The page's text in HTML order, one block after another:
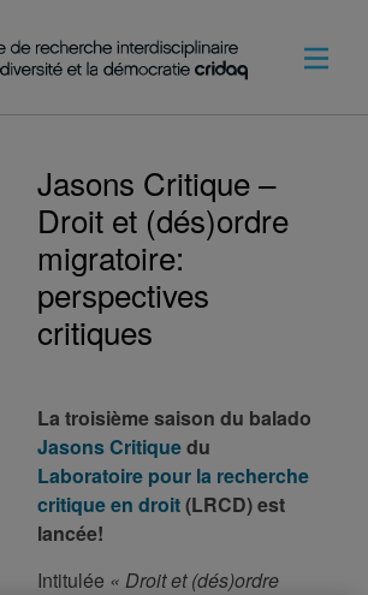
Jasons Critique –
Droit et (dés)ordre
migratoire:
perspectives
critiques
La troisième saison du balado
Jasons Critiquedu
Laboratoire pour la recherche
critique en droit(LRCD) est
lancée!
Intitulée « Droit et (dés)ordre